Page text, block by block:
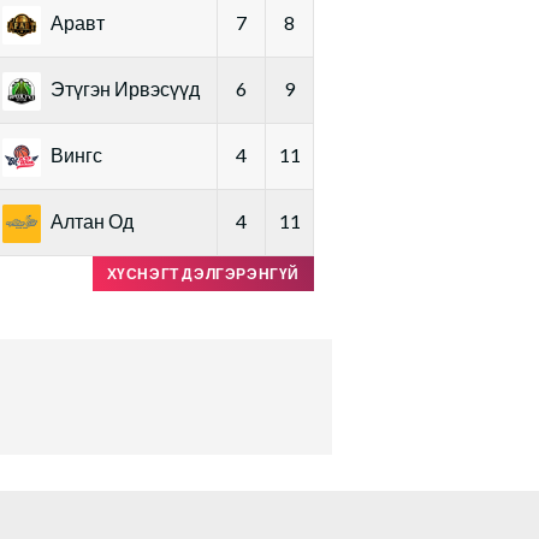
Аравт 7 8
Этүгэн Ирвэсүүд 6 9
Вингс 4 11
Алтан Од 4 11
ХҮСНЭГТ ДЭЛГЭРЭНГҮЙ